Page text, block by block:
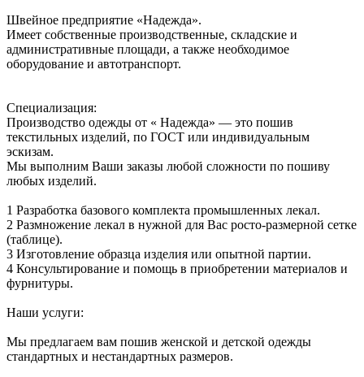
Швейное предприятие «Надежда».
Имеет собственные производственные, складские и
административные площади, а также необходимое
оборудование и автотранспорт.
Специализация:
Производство одежды от « Надежда» — это пошив
текстильных изделий, по ГОСТ или индивидуальным
эскизам.
Мы выполним Ваши заказы любой сложности по пошиву
любых изделий.
1 Разработка базового комплекта промышленных лекал.
2 Размножение лекал в нужной для Вас росто-размерной сетке
(таблице).
3 Изготовление образца изделия или опытной партии.
4 Консультирование и помощь в приобретении материалов и
фурнитуры.
Наши услуги:
Мы предлагаем вам пошив женской и детской одежды
стандартных и нестандартных размеров.